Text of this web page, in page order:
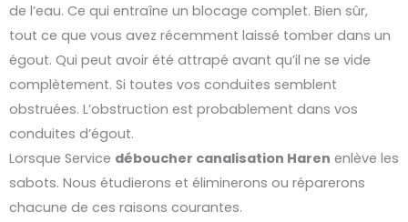
de l’eau. Ce qui entraîne un blocage complet. Bien sûr,
tout ce que vous avez récemment laissé tomber dans un
égout. Qui peut avoir été attrapé avant qu’il ne se vide
complètement. Si toutes vos conduites semblent
obstruées. L’obstruction est probablement dans vos
conduites d’égout.
Lorsque Service déboucher canalisation Haren enlève les
sabots. Nous étudierons et éliminerons ou réparerons
chacune de ces raisons courantes.